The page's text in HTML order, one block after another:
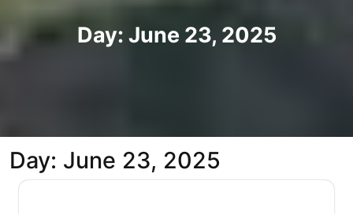
Day: June 23, 2025
Day: June 23, 2025